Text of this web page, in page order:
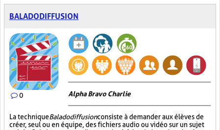
BALADODIFFUSION
0 Alpha Bravo Charlie
La techniqueBaladodiffusionconsiste à demander aux élèves de
créer, seul ou en équipe, des fichiers audio ou vidéo sur un sujet